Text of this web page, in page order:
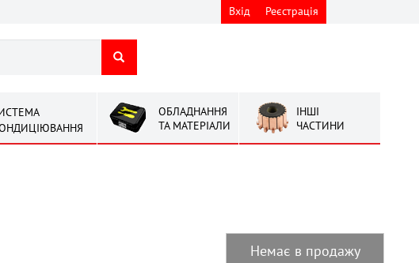
Вхід Реєстрація
ОБЛАДНАННЯ
ТА МАТЕРІАЛИ
ІНШІ
ЧАСТИНИ
Немає в продажу